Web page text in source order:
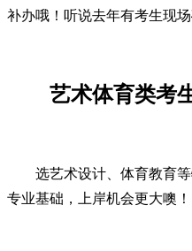
补办哦！听说去年有考生现
艺术体育类考
选艺术设计、体育教育
专业基础，上岸机会更大噢！